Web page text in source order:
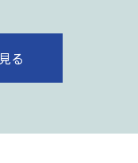
る